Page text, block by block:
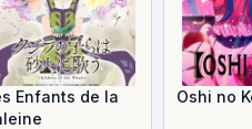
Enfants de la
Oshi no